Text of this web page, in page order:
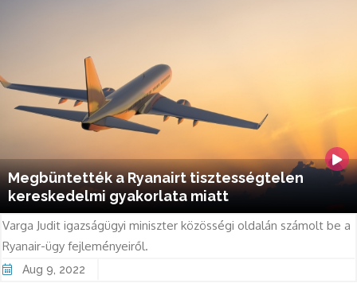
Megbüntették a Ryanairt tisztességtelen
kereskedelmi gyakorlata miatt
Varga Judit igazságügyi miniszter közösségi oldalán számolt be a
Ryanair-ügy fejleményeiről.
Aug 9, 2022